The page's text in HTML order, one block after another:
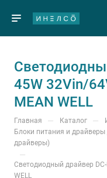
45W 32Vin/
MEAN WELL
Главная — Каталог —
Блоки питания и драйверы
драйверы)
—
Светодиодный драйвер
WELL